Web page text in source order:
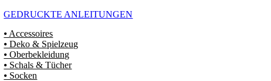
GEDRUCKTE ANLEITUNGEN
⦁ Accessoires
⦁ Deko & Spielzeug
⦁ Oberbekleidung
⦁ Schals & Tücher
⦁ Socken